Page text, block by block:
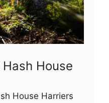
House
House Harriers